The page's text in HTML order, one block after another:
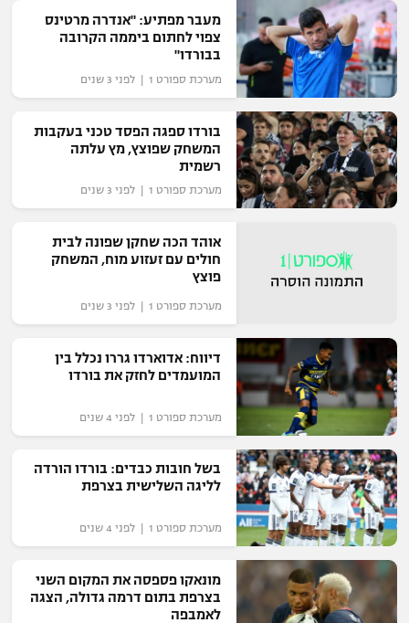
"מחצית בשכונה" – פודקאסט
משתתפים וזוכים בפרסים
תקנון משתתפים וזוכים בפרסים
תקנון עבור פעילות אלקטרה
טניס
גיימינג E-Sports
תנאי שימוש
מדיניות פרטיות
תקנון פעילות ספורט 1
רשיון להקרנה פומבית לבית עסק
הצטרפות לחבילת הערוצים
לוח דרושים – ג'ובנט
תגיות
המגזין
אופניים
ספורט מוטורי
כדורמים
פוטבול אמריקאי NFL
בייסבול MLB
ספורט אתגרי ואקסטרים
גיימינג E-Sports
מעבר מפתיע: "אנדרה מרטינס
צפוי לחתום ביממה הקרובה
בבורדו"
מערכת ספורט 1 | לפני 3 שנים
בורדו ספגה הפסד טכני בעקבות
המשחק שפוצץ, מץ עלתה
רשמית
מערכת ספורט 1 | לפני 3 שנים
אוהד הכה שחקן שפונה לבית
חולים עם זעזוע מוח, המשחק
פוצץ
מערכת ספורט 1 | לפני 3 שנים
דיווח: אדוארדו גררו נכלל בין
המועמדים לחזק את בורדו
מערכת ספורט 1 | לפני 4 שנים
בשל חובות כבדים: בורדו הורדה
לליגה השלישית בצרפת
מערכת ספורט 1 | לפני 4 שנים
מונאקו פספסה את המקום השני
בצרפת בתום דרמה גדולה, הצגה
לאמבפה